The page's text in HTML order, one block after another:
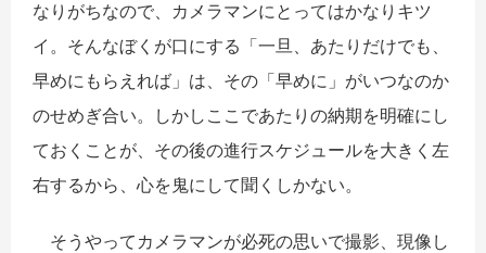
なりがちなので、カメラマンにとってはかなりキツ
イ。そんなぼくが口にする「一旦、あたりだけでも、
早めにもらえれば」は、その「早めに」がいつなのか
のせめぎ合い。しかしここであたりの納期を明確にし
ておくことが、その後の進行スケジュールを大きく左
右するから、心を鬼にして聞くしかない。
そうやってカメラマンが必死の思いで撮影、現像し